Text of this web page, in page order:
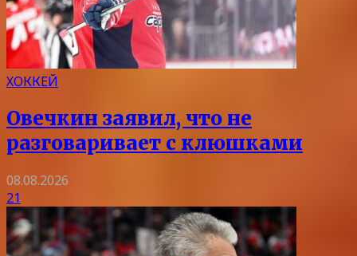
ХОККЕЙ
Овечкин заявил, что не
разговаривает с клюшками
08.08.2026
21